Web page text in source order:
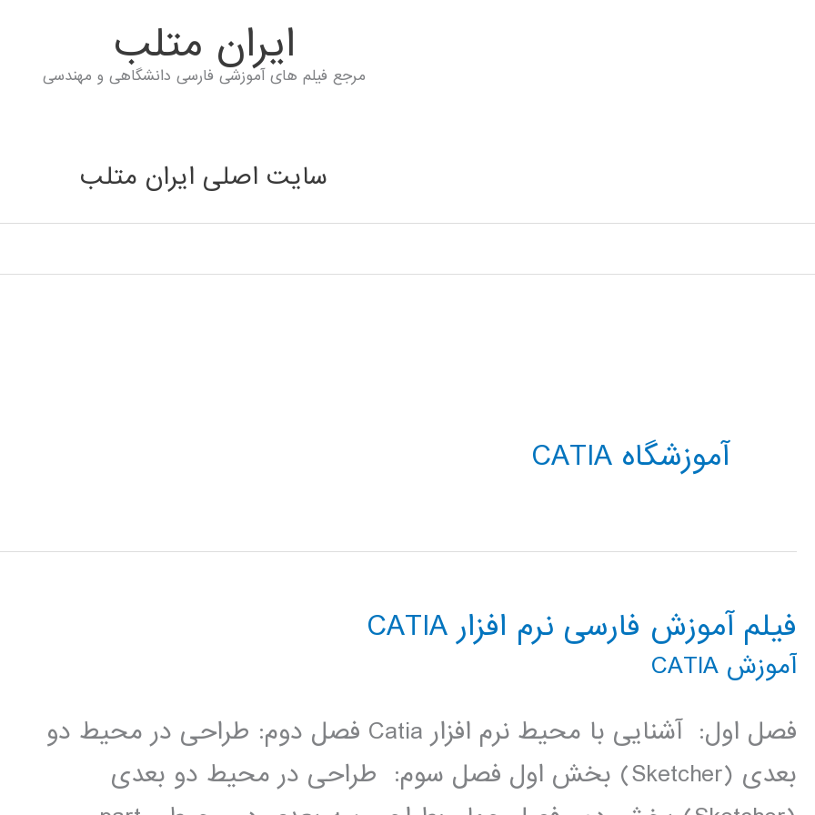
ايران متلب
مرجع فیلم های آموزشی فارسی دانشگاهی و مهندسی
سایت اصلی ایران متلب
آموزشگاه CATIA
فیلم آموزش فارسی نرم افزار CATIA
آموزش CATIA
فصل اول: آشنایی با محیط نرم­ افزار Catia فصل دوم: طراحی در محیط دو
بعدی (Sketcher) بخش اول فصل سوم: طراحی در محیط دو بعدی